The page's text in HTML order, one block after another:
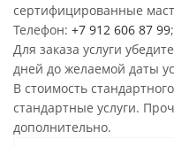
сертифицированные
Телефон: +7 912 606 87 99;
Для заказа услуги
дней до желаемой даты
В стоимость
стандартные услуги.
дополнительно.